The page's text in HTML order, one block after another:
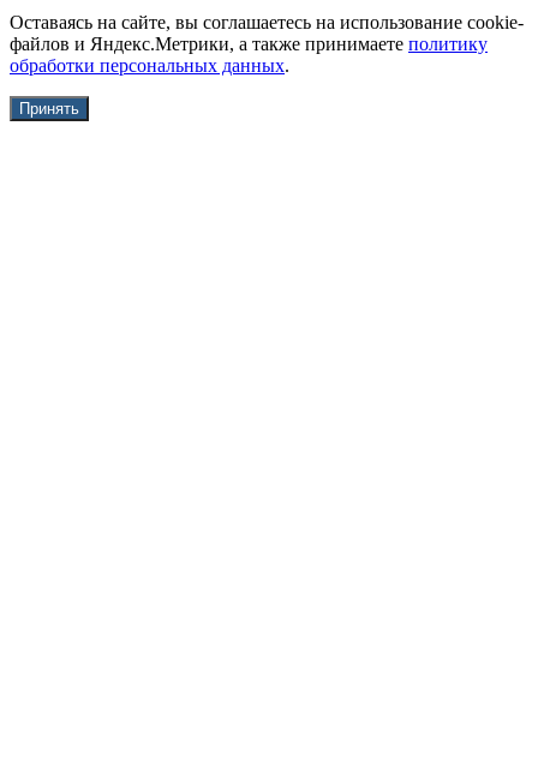
Оставаясь на сайте, вы соглашаетесь на использование cookie-
файлов и Яндекс.Метрики, а также принимаете политику
обработки персональных данных.
Принять